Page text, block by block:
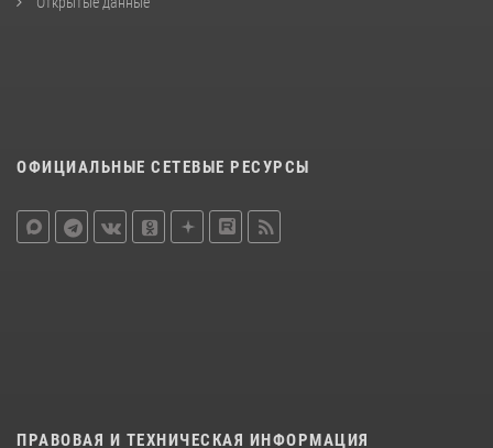
ОФИЦИАЛЬНЫЕ СЕТЕВЫЕ РЕСУРСЫ
ПРАВОВАЯ И ТЕХНИЧЕСКАЯ ИНФОРМАЦИЯ